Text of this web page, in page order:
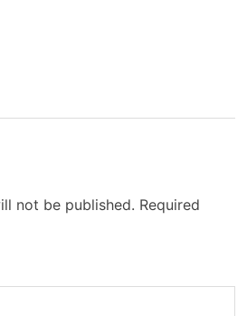
not be published. Required